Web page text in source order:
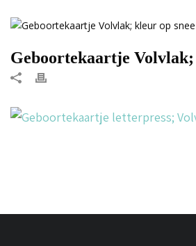
Geboortekaartje Volvlak;